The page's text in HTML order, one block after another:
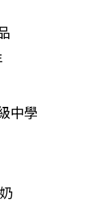
中學